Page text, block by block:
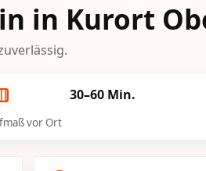
in Kurort
30–60 Min.
vor Ort